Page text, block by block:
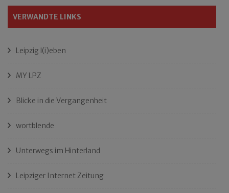
VERWANDTE LINKS
Leipzig l(i)eben
MY LPZ
Blicke in die Vergangenheit
wortblende
Unterwegs im Hinterland
Leipziger Internet Zeitung